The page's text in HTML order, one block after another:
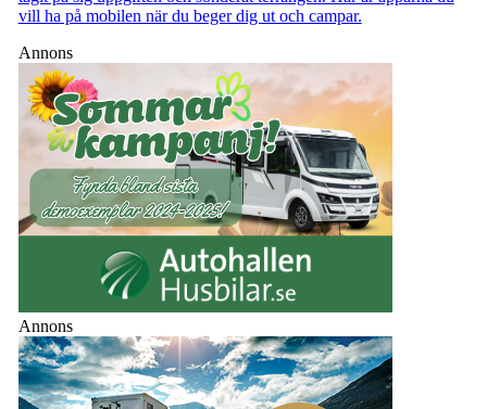
vill ha på mobilen när du beger dig ut och campar.
Annons
Annons